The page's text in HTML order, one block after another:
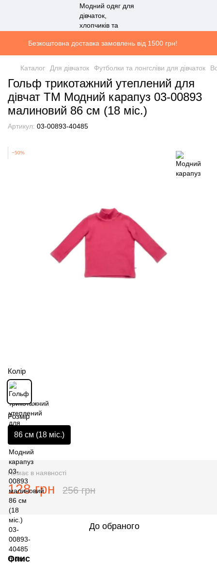
Безкоштовна доставка замовлень від 1500 грн!
Каталог Для дівчаток Футболки та лонгсліви для дівчаток
Гольф трикотажний утеплений для
дівчат ТМ Модний карапуз 03-00893
малиновий 86 см (18 мiс.)
Артикул: 03-00893-40485
−50%
Колір
Розмір
86 см (18 мiс.)
Немає в наявності
128 грн 256 грн
До обраного
Опис